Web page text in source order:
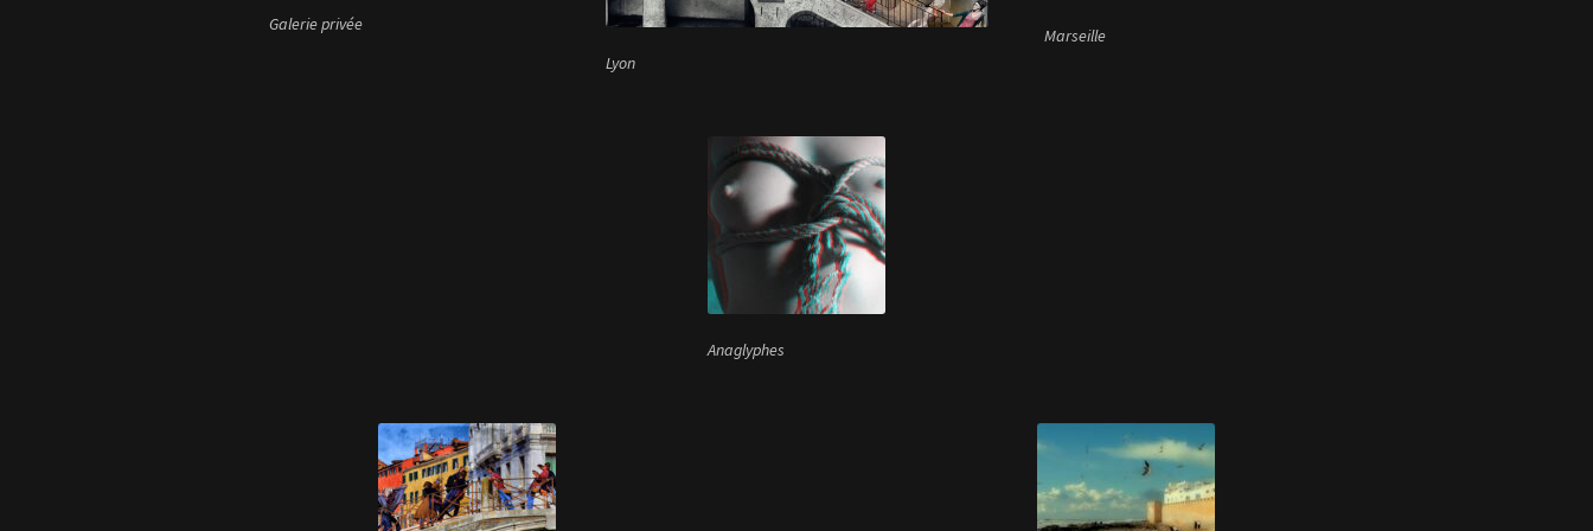
Galerie privée
Lyon
Marseille
Anaglyphes